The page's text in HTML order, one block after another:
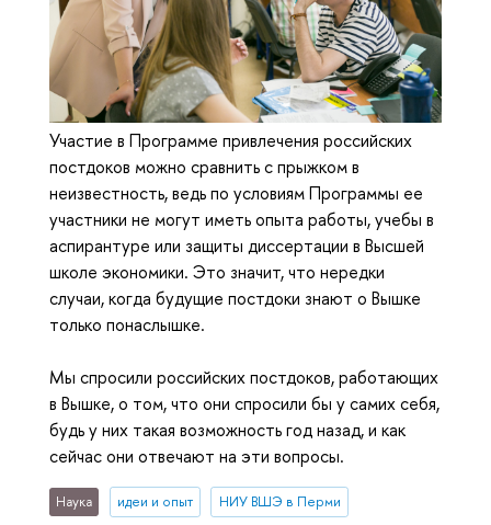
Участие в Программе привлечения российских
постдоков можно сравнить с прыжком в
неизвестность, ведь по условиям Программы ее
участники не могут иметь опыта работы, учебы в
аспирантуре или защиты диссертации в Высшей
школе экономики. Это значит, что нередки
случаи, когда будущие постдоки знают о Вышке
только понаслышке.
Мы спросили российских постдоков, работающих
в Вышке, о том, что они спросили бы у самих себя,
будь у них такая возможность год назад, и как
сейчас они отвечают на эти вопросы.
Наука идеи и опыт НИУ ВШЭ в Перми